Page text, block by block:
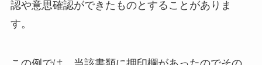
認や意思確認ができたものとすることがありま
す。